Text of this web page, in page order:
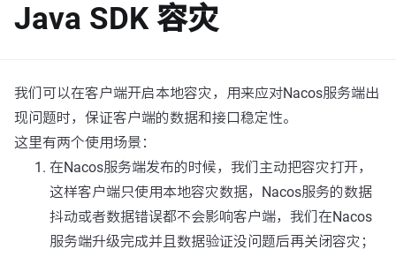
Java SDK 容灾
我们可以在客户端开启本地容灾，用来应对Nacos服务端出
现问题时，保证客户端的数据和接口稳定性。
这里有两个使用场景：
在Nacos服务端发布的时候，我们主动把容灾打开，
这样客户端只使用本地容灾数据，Nacos服务的数据
抖动或者数据错误都不会影响客户端，我们在Nacos
服务端升级完成并且数据验证没问题后再关闭容灾；